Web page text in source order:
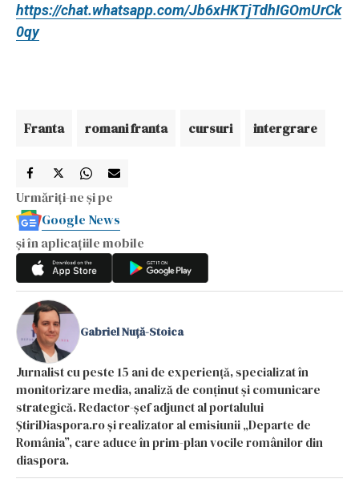
https://chat.whatsapp.com/Jb6xHKTjTdhIGOmUrCk
0qy
Franta romani franta cursuri intergrare
Urmăriți-ne și pe
Google News
și în aplicațiile mobile
Gabriel Nuță-Stoica
Jurnalist cu peste 15 ani de experiență, specializat în
monitorizare media, analiză de conținut și comunicare
strategică. Redactor-șef adjunct al portalului
ȘtiriDiaspora.ro și realizator al emisiunii „Departe de
România”, care aduce în prim-plan vocile românilor din
diaspora.